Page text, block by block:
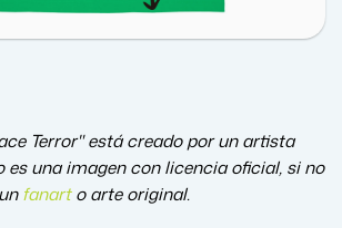
Terror" está creado por un artista
es una imagen con licencia oficial, si no
unfanart o arte original.